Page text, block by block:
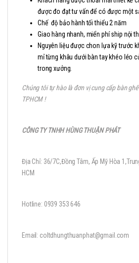
được đo đạt tư vấn để có được một
Chế độ bảo hành tối thiểu 2 năm
Giao hàng nhanh, miển phí ship nội
Nguyên liệu được chon lựa kỹ trước
mỉ từng khâu dưới bàn tay khéo léo
trong xưởng.
Chúng tôi tự hào là đơn vị cung cấp bàn
TPHCM !
CÔNG TY TNHH HÙNG THUẬN PHÁT
Địa Chỉ: 36/7C,Đồng Tâm, Ấp Mỹ Hòa
HCM
Hotline: 0939 353 646
Email: coltdhungthuanphat@gmail.com